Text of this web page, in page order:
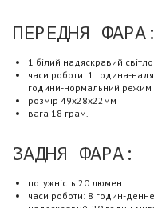
ПЕРЕДНЯ ФАРА:
1 білий надяскравий
часи роботи: 1 година-
години-нормальний режим
розмір 49х28х22мм
вага 18 грам.
ЗАДНЯ ФАРА:
потужність 20 люмен
часи роботи: 8 годин-